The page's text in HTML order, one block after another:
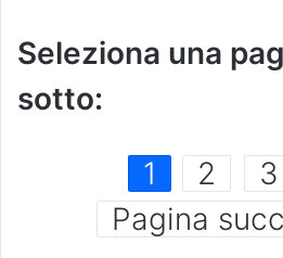
Seleziona una
sotto:
1 2 3
Pagina